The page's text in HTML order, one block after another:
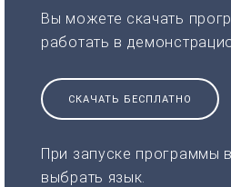
Вы можете скачать
работать в
СКАЧАТЬ БЕСПЛАТНО
При запуске программы
выбрать язык.